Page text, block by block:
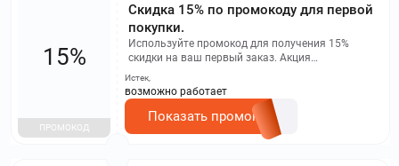
Скидка 15% по промокоду для первой
покупки.
Используйте промокод для получения 15%
скидки на ваш первый заказ. Акция
распространяется только на определенный
ассортимент товаров, представленных на этой
странице.
15%
ПРОМОКОД
Истек,
возможно работает
Показать промокод